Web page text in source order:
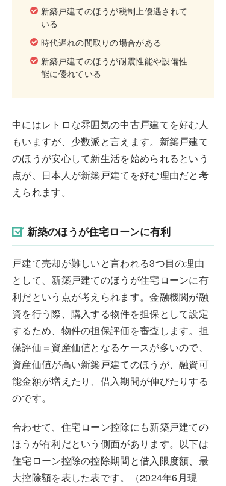
新築戸建てのほうが税制上優遇されて
いる
時代遅れの間取りの場合がある
新築戸建てのほうが耐震性能や設備性
能に優れている
中にはレトロな雰囲気の中古戸建てを好む人
もいますが、少数派と言えます。新築戸建て
のほうが安心して新生活を始められるという
点が、日本人が新築戸建てを好む理由だと考
えられます。
新築のほうが住宅ローンに有利
戸建て売却が難しいと言われる3つ目の理由
として、新築戸建てのほうが住宅ローンに有
利だという点が考えられます。金融機関が融
資を行う際、購入する物件を担保として設定
するため、物件の担保評価を審査します。担
保評価＝資産価値となるケースが多いので、
資産価値が高い新築戸建てのほうが、融資可
能金額が増えたり、借入期間が伸びたりする
のです。
合わせて、住宅ローン控除にも新築戸建ての
ほうが有利だという側面があります。以下は
住宅ローン控除の控除期間と借入限度額、最
大控除額を表した表です。（2024年6月現